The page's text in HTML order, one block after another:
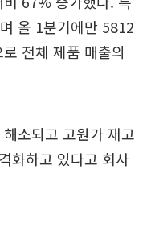
올 1분기에만 5812
전체 제품 매출의
소되고 고원가 재고
화하고 있다고 회사